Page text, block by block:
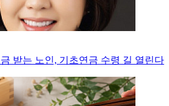
받는 노인, 기초연금 수령 길 열린다